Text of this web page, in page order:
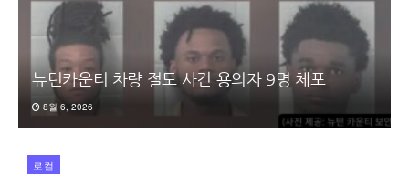
뉴턴카운티 차량 절도 사건 용의자 9명 체포
8월 6, 2026
로컬